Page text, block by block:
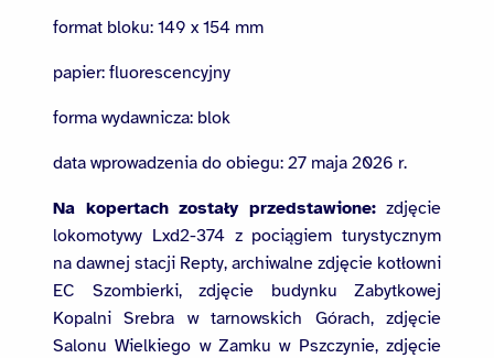
format bloku: 149 x 154 mm
papier: fluorescencyjny
forma wydawnicza: blok
data wprowadzenia do obiegu: 27 maja 2026 r.
Na kopertach zostały przedstawione: zdjęcie
lokomotywy Lxd2-374 z pociągiem turystycznym
na dawnej stacji Repty, archiwalne zdjęcie kotłowni
EC Szombierki, zdjęcie budynku Zabytkowej
Kopalni Srebra w tarnowskich Górach, zdjęcie
Salonu Wielkiego w Zamku w Pszczynie, zdjęcie